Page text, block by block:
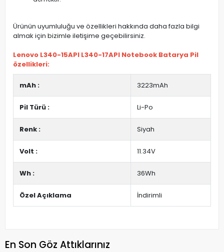
Ürünün uyumluluğu ve özellikleri hakkında daha fazla bilgi
almak için bizimle iletişime geçebilirsiniz.
Lenovo L340-15API L340-17API Notebook Batarya Pil
özellikleri:
mAh : 3223mAh
Pil Türü : Li-Po
Renk : Siyah
Volt : 11.34V
Wh : 36Wh
Özel Açıklama İndirimli
En Son Göz Attıklarınız